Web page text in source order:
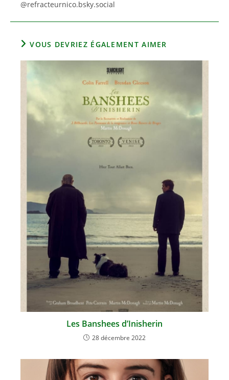
@refracteurnico.bsky.social
VOUS DEVRIEZ ÉGALEMENT AIMER
Les Banshees d’Inisherin
28 décembre 2022